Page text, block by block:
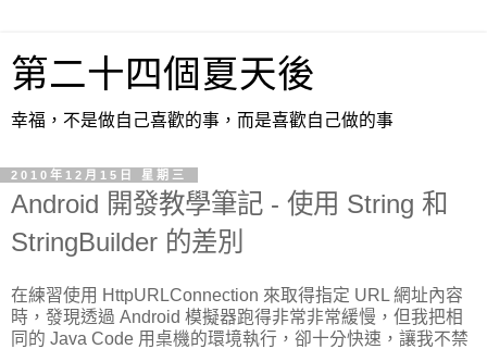
第二十四個夏天後
幸福，不是做自己喜歡的事，而是喜歡自己做的事
2010年12月15日 星期三
Android 開發教學筆記 - 使用 String 和
StringBuilder 的差別
在練習使用 HttpURLConnection 來取得指定 URL 網址內容
時，發現透過 Android 模擬器跑得非常非常緩慢，但我把相
同的 Java Code 用桌機的環境執行，卻十分快速，讓我不禁